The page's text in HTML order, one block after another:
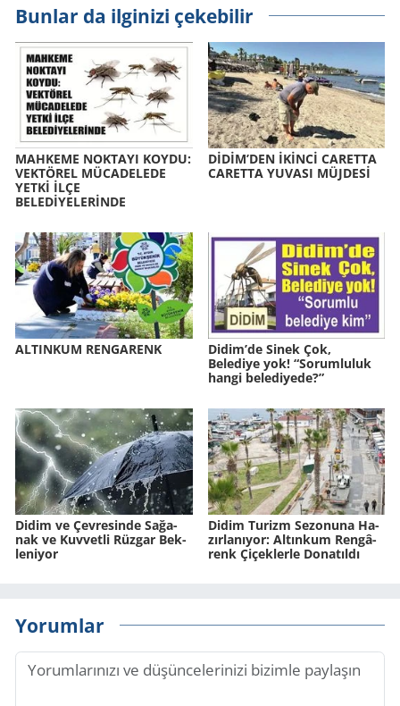
Bunlar da ilginizi çekebilir
MAH­KE­ME NOK­TA­YI KOYDU:
VEK­TÖ­REL MÜ­CA­DE­LE­DE
YETKİ İLÇE
BELEDİYELERİNDE
DİDİM’DEN İKİNCİ CA­RET­TA
CA­RET­TA YU­VA­SI MÜJ­DESİ
AL­TIN­KUM REN­GA­RENK
Didim’de Sinek Çok,
Belediye yok! “Sorumluluk
hangi belediyede?”
Didim ve Çev­re­sin­de Sa­ğa­
nak ve Kuv­vet­li Rüz­gar Bek­
le­ni­yor
Didim Tu­rizm Se­zo­nu­na Ha­
zır­la­nı­yor: Al­tın­kum Ren­gâ­
renk Çi­çek­ler­le Do­na­tıl­dı
Yorumlar